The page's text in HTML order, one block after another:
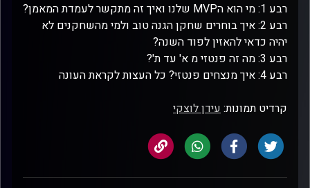
רבע 1: מי הוא הMVP שלנו ואיך זה מתקשר לעמדת המאמן?
רבע 2: איך בוחרים שחקן הגנה טוב ולמי מהשחקנים לא
יהיה כדאי להאזין לפוד השנה?
רבע 3: מה זה פנטזי מ א' עד ת'?
רבע 4: איך מנצחים פנטזי? כל העצות לקראת העונה
קרדיט תמונות:עידן לוצקי